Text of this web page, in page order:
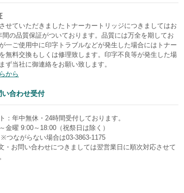
せていただきましたトナーカートリッジにつきましてはお
間の品質保証がついております。品質には万全を期してお
一ご使用中に印字トラブルなどが発生した場合にはトナー
無料交換もしくは修理致します。印字不良等が発生した場
ず当社に御連絡をお願い致します。
から
い合わせ受付
：年中無休・24時間受付しております。
金曜 9:00～18:00（祝祭日は除く）
つながらない場合は03-3863-1175
・お問い合わせにつきましては翌営業日に順次対応させて